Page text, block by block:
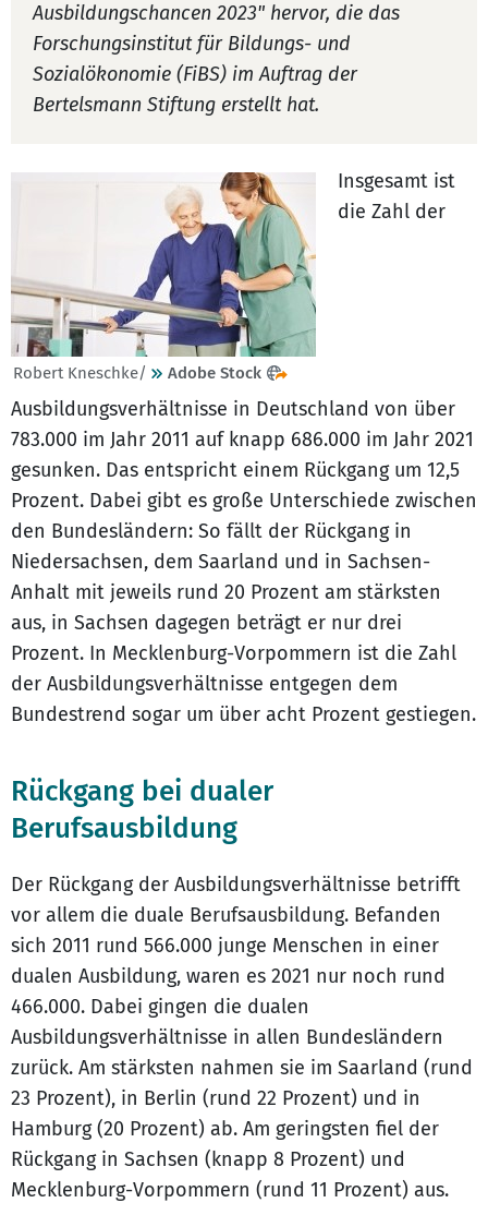
Ausbildungschancen 2023" hervor, die das
Forschungsinstitut für Bildungs- und
Sozialökonomie (FiBS) im Auftrag der
Bertelsmann Stiftung erstellt hat.
Robert Kneschke/ Adobe Stock
Insgesamt ist
die Zahl der
Ausbildungsverhältnisse in Deutschland von über
783.000 im Jahr 2011 auf knapp 686.000 im Jahr 2021
gesunken. Das entspricht einem Rückgang um 12,5
Prozent. Dabei gibt es große Unterschiede zwischen
den Bundesländern: So fällt der Rückgang in
Niedersachsen, dem Saarland und in Sachsen-
Anhalt mit jeweils rund 20 Prozent am stärksten
aus, in Sachsen dagegen beträgt er nur drei
Prozent. In Mecklenburg-Vorpommern ist die Zahl
der Ausbildungsverhältnisse entgegen dem
Bundestrend sogar um über acht Prozent gestiegen.
Rückgang bei dualer
Berufsausbildung
Der Rückgang der Ausbildungsverhältnisse betrifft
vor allem die duale Berufsausbildung. Befanden
sich 2011 rund 566.000 junge Menschen in einer
dualen Ausbildung, waren es 2021 nur noch rund
466.000. Dabei gingen die dualen
Ausbildungsverhältnisse in allen Bundesländern
zurück. Am stärksten nahmen sie im Saarland (rund
23 Prozent), in Berlin (rund 22 Prozent) und in
Hamburg (20 Prozent) ab. Am geringsten fiel der
Rückgang in Sachsen (knapp 8 Prozent) und
Mecklenburg-Vorpommern (rund 11 Prozent) aus.